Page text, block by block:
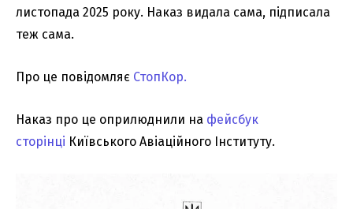
листопада 2025 року. Наказ видала сама, підписала
теж сама.
Про це повідомляє СтопКор.
Наказ про це оприлюднили на фейсбук
сторінці Київського Авіаційного Інституту.